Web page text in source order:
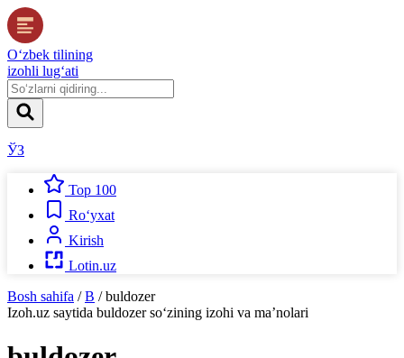
O‘zbek tilining
izohli lug‘ati
ЎЗ
Top 100
Ro‘yxat
Kirish
Lotin.uz
Bosh sahifa / B / buldozer
Izoh.uz saytida buldozerso‘zining izohi va ma’nolari